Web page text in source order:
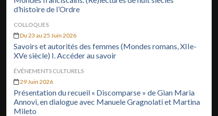
d’histoire de l’Ordre
COLLOQUES
Du 23 au 25 Juin 2026
Savoirs et autorités des femmes (Mondes romans, XIIe-
XVe siècle) I. Accéder au savoir
ÉVÉNEMENTS CULTURELS
29 Juin 2026
Présentation du recueil « Discomparse » de Gian Maria
Annovi, en dialogue avec Manuele Gragnolati et Martina
Mileto